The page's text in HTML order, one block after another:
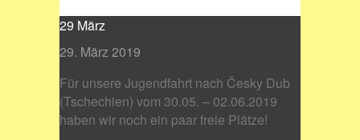
29 März
29. März 2019
Für unsere Jugendfahrt nach Česky Dub
(Tschechien) vom 30.05. – 02.06.2019
haben wir noch ein paar freie Plätze!